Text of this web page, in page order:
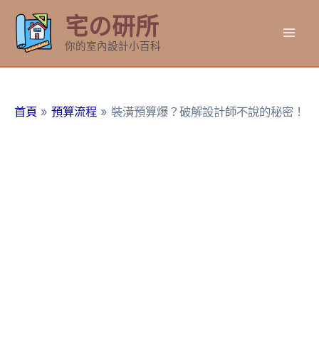
要
宅の研所
你的室內設計小百科
首頁 預算流程 裝潢預算爆？破解設計師不說的秘密！